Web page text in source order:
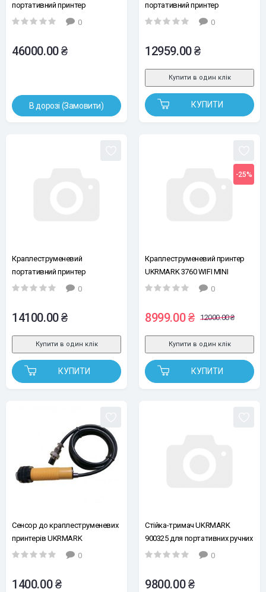
портативний принтер
UKRMARK D-730, висота друку
0
46000.00 ₴
В дорозі (Замовити)
портативний принтер
UKRMARK Y-1730 12.7мм (без
0
12959.00 ₴
КУПИТИ
Купити в один клік
Краплеструменевий
портативний принтер
UKRMARK Y-1730Sens 12.7мм, в
автоматичного друку
0
14100.00 ₴
КУПИТИ
Купити в один клік
-25%
Краплеструменевий принтер
UKRMARK 3760 WIFI MINI
12,7мм, синій
0
8999.00 ₴ 12000.00 ₴
КУПИТИ
Купити в один клік
Сенсор до краплеструменевих
принтерів UKRMARK
0
1400.00 ₴
Стійка-тримач UKRMARK
900325 для портативних ручних
краплеструменевих принтерів
0
9800.00 ₴